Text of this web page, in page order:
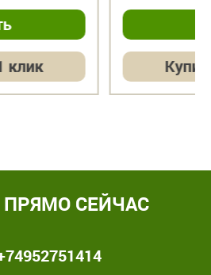
клик
СЕЙЧАС